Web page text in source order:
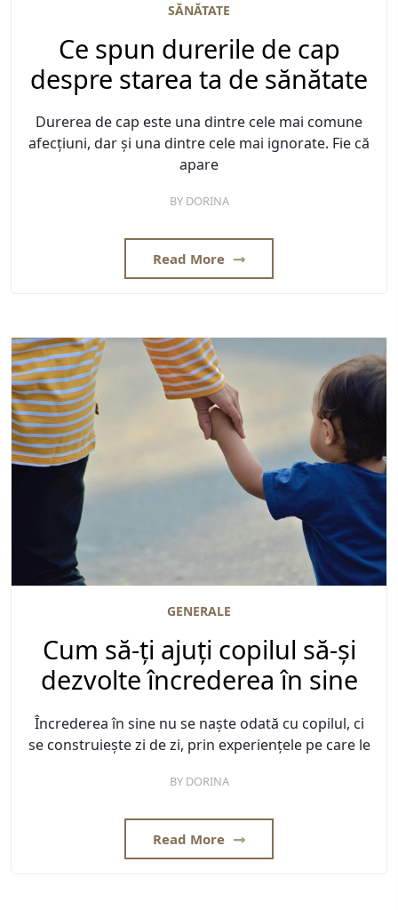
SĂNĂTATE
Ce spun durerile de cap
despre starea ta de sănătate
Durerea de cap este una dintre cele mai comune
afecțiuni, dar și una dintre cele mai ignorate. Fie că
apare
BY DORINA
Read More
GENERALE
Cum să-ți ajuți copilul să-și
dezvolte încrederea în sine
Încrederea în sine nu se naște odată cu copilul, ci
se construiește zi de zi, prin experiențele pe care le
BY DORINA
Read More